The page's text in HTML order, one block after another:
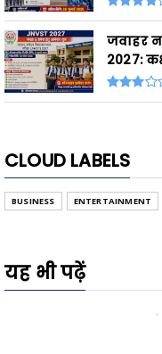
जवाहर
2027:
CLOUD LABELS
BUSINESS ENTERTAINMENT
यह भी पढ़ें
-